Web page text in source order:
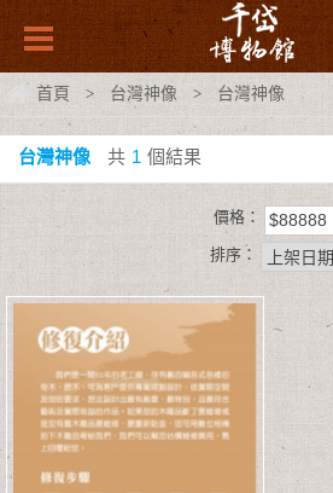
首頁 > 台灣神像 > 台灣神像
台灣神像 共 1 個結果
價格：
排序：